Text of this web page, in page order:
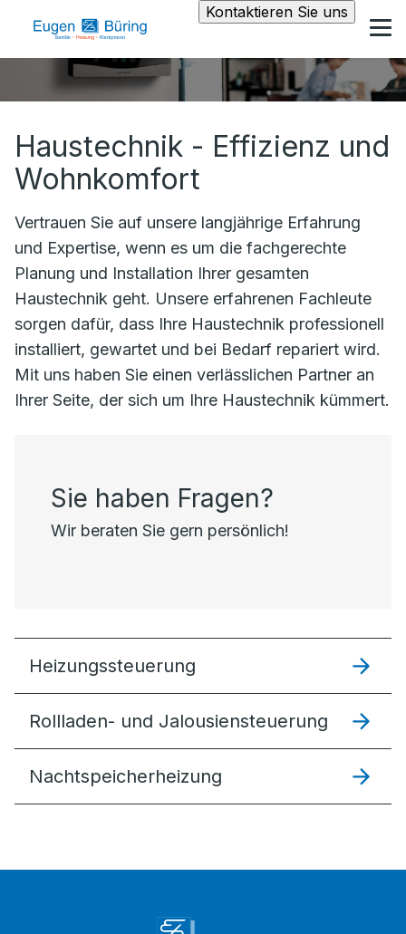
Kontaktieren Sie uns
Haustechnik - Effizienz und
Wohnkomfort
Vertrauen Sie auf unsere langjährige Erfahrung
und Expertise, wenn es um die fachgerechte
Planung und Installation Ihrer gesamten
Haustechnik geht. Unsere erfahrenen Fachleute
sorgen dafür, dass Ihre Haustechnik professionell
installiert, gewartet und bei Bedarf repariert wird.
Mit uns haben Sie einen verlässlichen Partner an
Ihrer Seite, der sich um Ihre Haustechnik kümmert.
Sie haben Fragen?
Wir beraten Sie gern persönlich!
Heizungssteuer­ung
Rollladen- und Jalousiensteuerung
Nachtspeicherheizung